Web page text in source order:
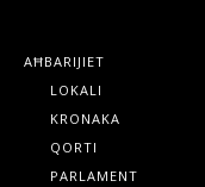
AĦBARIJIET
LOKALI
KRONAKA
QORTI
PARLAMENT